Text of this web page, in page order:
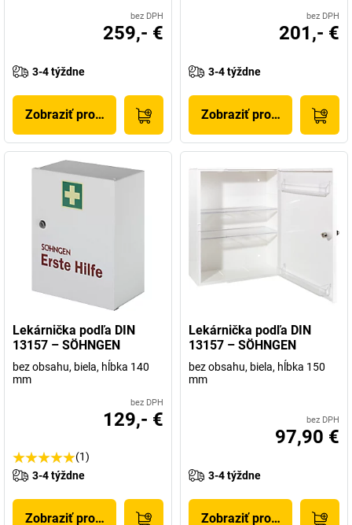
bez DPH
259,- €
3-4 týždne
Zobraziť produkt
bez DPH
201,- €
3-4 týždne
Zobraziť produkt
Lekárnička podľa DIN
13157 – SÖHNGEN
bez obsahu, biela, hĺbka 140
mm
bez DPH
129,- €
(1)
3-4 týždne
Zobraziť produkt
Lekárnička podľa DIN
13157 – SÖHNGEN
bez obsahu, biela, hĺbka 150
mm
bez DPH
97,90 €
3-4 týždne
Zobraziť produkt